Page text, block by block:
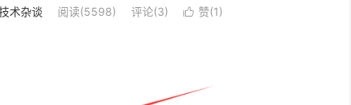
术杂谈 阅读(5598) 评论(3)  赞(1)